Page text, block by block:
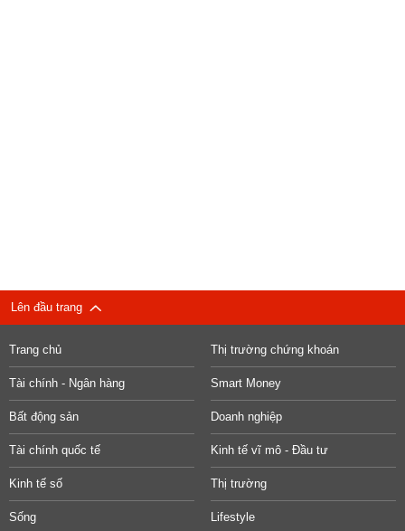
Lên đầu trang
Trang chủ Thị trường chứng khoán
Tài chính - Ngân hàng Smart Money
Bất động sản Doanh nghiệp
Tài chính quốc tế Kinh tế vĩ mô - Đầu tư
Kinh tế số Thị trường
Sống Lifestyle